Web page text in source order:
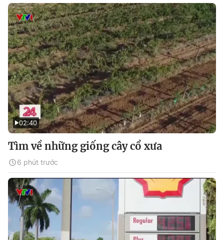
02:40
Tìm về những giống cây cổ xưa
6 phút trước